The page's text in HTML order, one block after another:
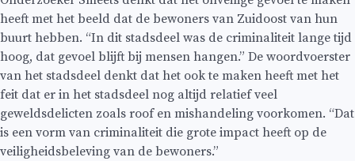
heeft met het beeld dat de bewoners van Zuidoost van hun
buurt hebben. “In dit stadsdeel was de criminaliteit lange tijd
hoog, dat gevoel blijft bij mensen hangen.” De woordvoerster
van het stadsdeel denkt dat het ook te maken heeft met het
feit dat er in het stadsdeel nog altijd relatief veel
geweldsdelicten zoals roof en mishandeling voorkomen. “Dat
is een vorm van criminaliteit die grote impact heeft op de
veiligheidsbeleving van de bewoners.”